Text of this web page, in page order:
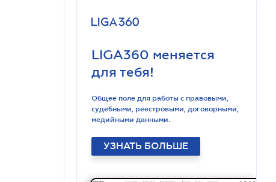
LIGA360 меняется
для тебя!
Общее поле для работы с правовыми,
судебными, реестровыми, договорными,
медийными данными.
УЗНАТЬ БОЛЬШЕ